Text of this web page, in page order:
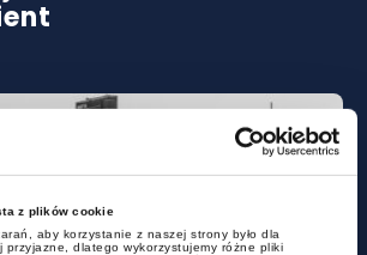
z plików cookie
aby korzystanie z naszej strony było dla
przyjazne, dlatego wykorzystujemy różne pliki